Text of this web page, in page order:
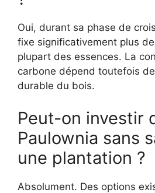
Oui, durant sa phase de
fixe significativement plus
plupart des essences. La
carbone dépend toutefois de
durable du bois.
Peut-on investir
Paulownia sans
une plantation ?
Absolument. Des options